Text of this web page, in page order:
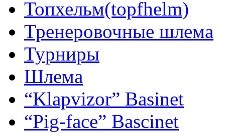
Топхельм(topfhelm)
Тренеровочные шлема
Турниры
Шлема
“Klapvizor” Basinet
“Pig-face” Bascinet